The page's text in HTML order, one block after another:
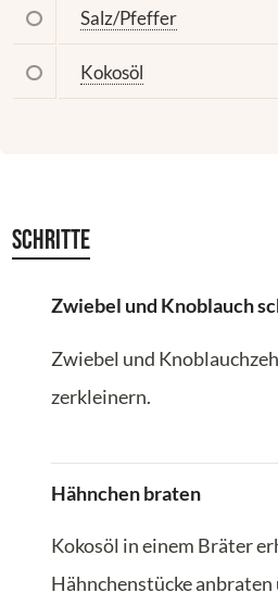
Salz/Pfeffer
Kokosöl
Schritte
Zwiebel und Knoblauch
Zwiebel und
zerkleinern.
Hähnchen braten
Kokosöl in einem Bräter
Hähnchenstücke